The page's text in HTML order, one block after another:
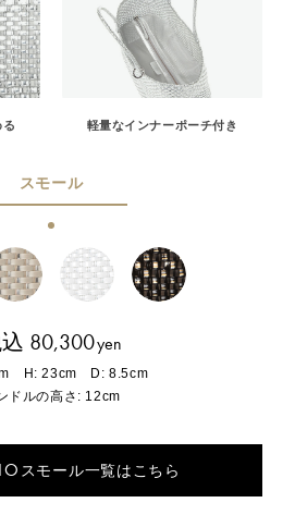
軽量なインナーポーチ付き
スモール
80,300yen
H: 23cm D: 8.5cm
ドルの高さ: 12cm
スモール一覧はこちら